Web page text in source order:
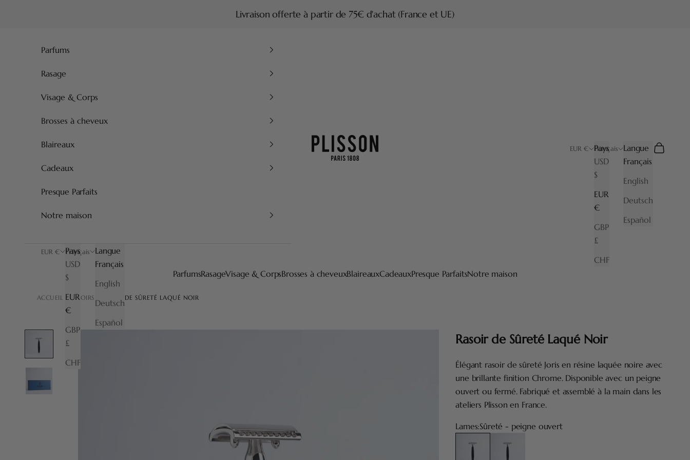
Livraison offerte à partir de 75€ d'achat (France et UE)
Plisson 1808
ParfumsRasageVisage & CorpsBrosses à cheveuxBlaireauxCadeauxPresque ParfaitsNotre maison
EUR €
Pays
USD
$
EUR
€
GBP
£
CHF
Français
Langue
Français
English
Deutsch
Español
Recherche
Panier
Parfums
Rasage
Visage & Corps
Brosses à cheveux
Blaireaux
Cadeaux
Presque Parfaits
Notre maison
EUR €
Pays
USD
$
EUR
€
GBP
£
CHF
Français
Langue
Français
English
Deutsch
Español
ACCUEIL RASOIRS RASOIR DE SÛRETÉ LAQUÉ NOIR
Rasoir de Sûreté Laqué Noir
Élégant rasoir de sûreté Joris en résine laquée noire avec
une brillante finition Chrome. Disponible avec un peigne
ouvert ou fermé. Fabriqué et assemblé à la main dans les
ateliers Plisson en France.
Lames:Sûreté - peigne ouvert